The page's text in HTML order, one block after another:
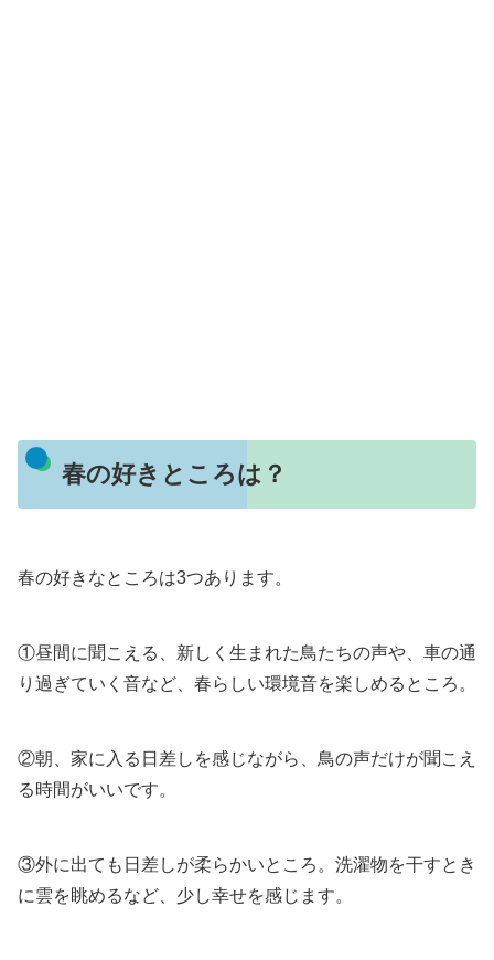
春の好きところは？
春の好きなところは3つあります。
①昼間に聞こえる、新しく生まれた鳥たちの声や、車の通
り過ぎていく音など、春らしい環境音を楽しめるところ。
②朝、家に入る日差しを感じながら、鳥の声だけが聞こえ
る時間がいいです。
③外に出ても日差しが柔らかいところ。洗濯物を干すとき
に雲を眺めるなど、少し幸せを感じます。